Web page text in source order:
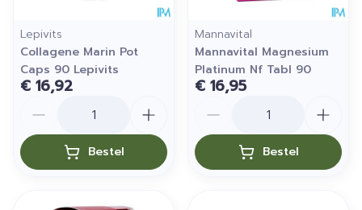
Lepivits
Collagene Marin Pot
Caps 90 Lepivits
€ 16,92
Bestel
Mannavital
Mannavital Magnesium
Platinum Nf Tabl 90
€ 16,95
Bestel